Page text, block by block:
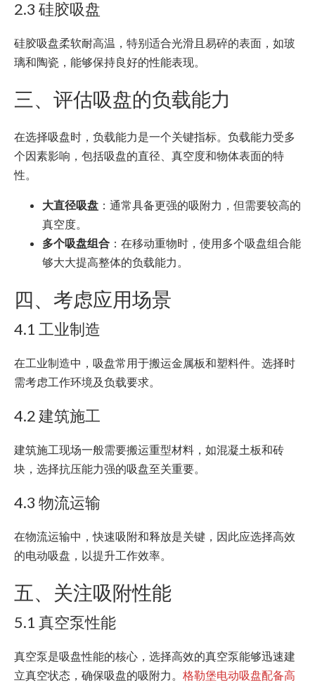
2.3 硅胶吸盘
硅胶吸盘柔软耐高温，特别适合光滑且易碎的表面，如玻
璃和陶瓷，能够保持良好的性能表现。
三、评估吸盘的负载能力
在选择吸盘时，负载能力是一个关键指标。负载能力受多
个因素影响，包括吸盘的直径、真空度和物体表面的特
性。
大直径吸盘 ：通常具备更强的吸附力，但需要较高的
真空度。
多个吸盘组合 ：在移动重物时，使用多个吸盘组合能
够大大提高整体的负载能力。
四、考虑应用场景
4.1 工业制造
在工业制造中，吸盘常用于搬运金属板和塑料件。选择时
需考虑工作环境及负载要求。
4.2 建筑施工
建筑施工现场一般需要搬运重型材料，如混凝土板和砖
块，选择抗压能力强的吸盘至关重要。
4.3 物流运输
在物流运输中，快速吸附和释放是关键，因此应选择高效
的电动吸盘，以提升工作效率。
五、关注吸附性能
5.1 真空泵性能
真空泵是吸盘性能的核心，选择高效的真空泵能够迅速建
立真空状态，确保吸盘的吸附力。 格勒堡电动吸盘配备高